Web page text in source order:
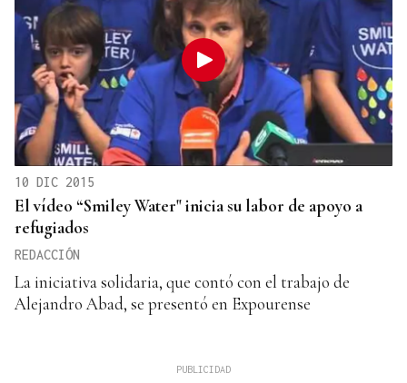
10 DIC 2015
El vídeo “Smiley Water" inicia su labor de apoyo a
refugiados
REDACCIÓN
La iniciativa solidaria, que contó con el trabajo de
Alejandro Abad, se presentó en Expourense